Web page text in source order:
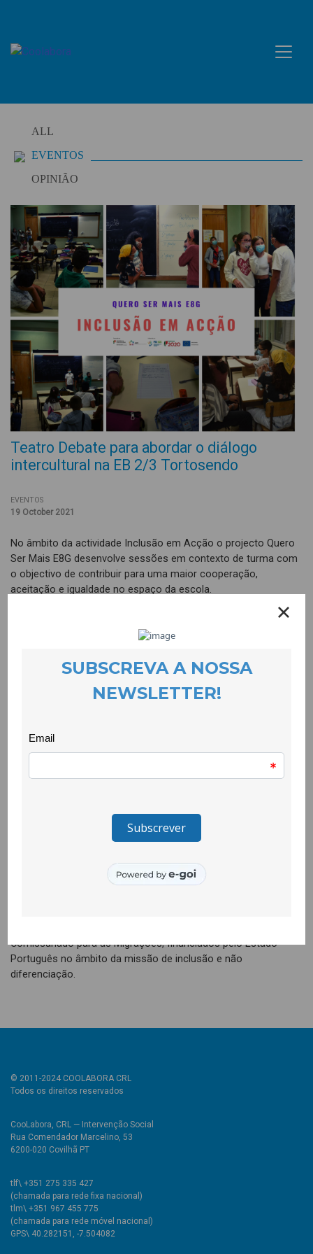
content
ALL
EVENTOS
OPINIÃO
Teatro Debate para abordar o diálogo
intercultural na EB 2/3 Tortosendo
EVENTOS
19 October 2021
No âmbito da actividade Inclusão em Acção o projecto Quero
Ser Mais E8G desenvolve sessões em contexto de turma com
o objectivo de contribuir para uma maior cooperação,
aceitação e igualdade no espaço da escola.
Fá-lo com recurso a dinâmicas e jogos, como é o caso do
Teatro Debate em que se promove a reflexão entre alunos e
fomentar o respeito pela diversidade cultural e pela diferença,
sugeridos pelos grupos de trabalho criados e há uma
debate, onde se exploram as formas de resolução,
e deveres de qualquer cidadão e a interiorização dos direitos
Esta actividade conta com o apoio de mentoras estagiárias de
psicologia da Universidade da Beira Interior.
Comissariado para as Migrações, financiados pelo Estado
Português no âmbito da missão de inclusão e não
diferenciação.
© 2011-2024 COOLABORA CRL
Todos os direitos reservados
CooLabora, CRL — Intervenção Social
Rua Comendador Marcelino, 53
6200-020 Covilhã PT
tlf\ +351 275 335 427
(chamada para rede fixa nacional)
tlm\ +351 967 455 775
(chamada para rede móvel nacional)
GPS\ 40.282151, -7.504082